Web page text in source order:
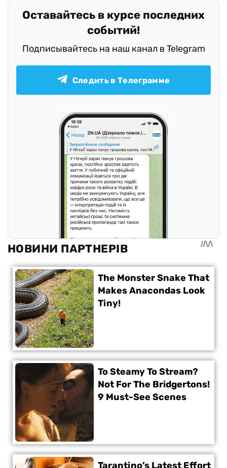
Оставайтесь в курсе последних
событий!
Подписывайтесь на наш канал в Telegram
Следить в Телеграмме